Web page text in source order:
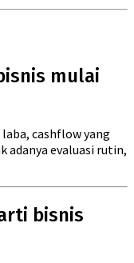
mulai
cashflow yang
adanya evaluasi rutin,
bisnis